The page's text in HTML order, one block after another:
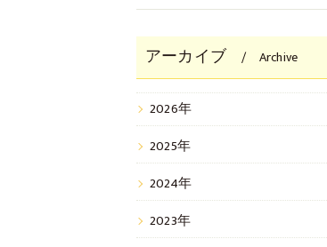
アーカイブ Archive
2026年
2025年
2024年
2023年